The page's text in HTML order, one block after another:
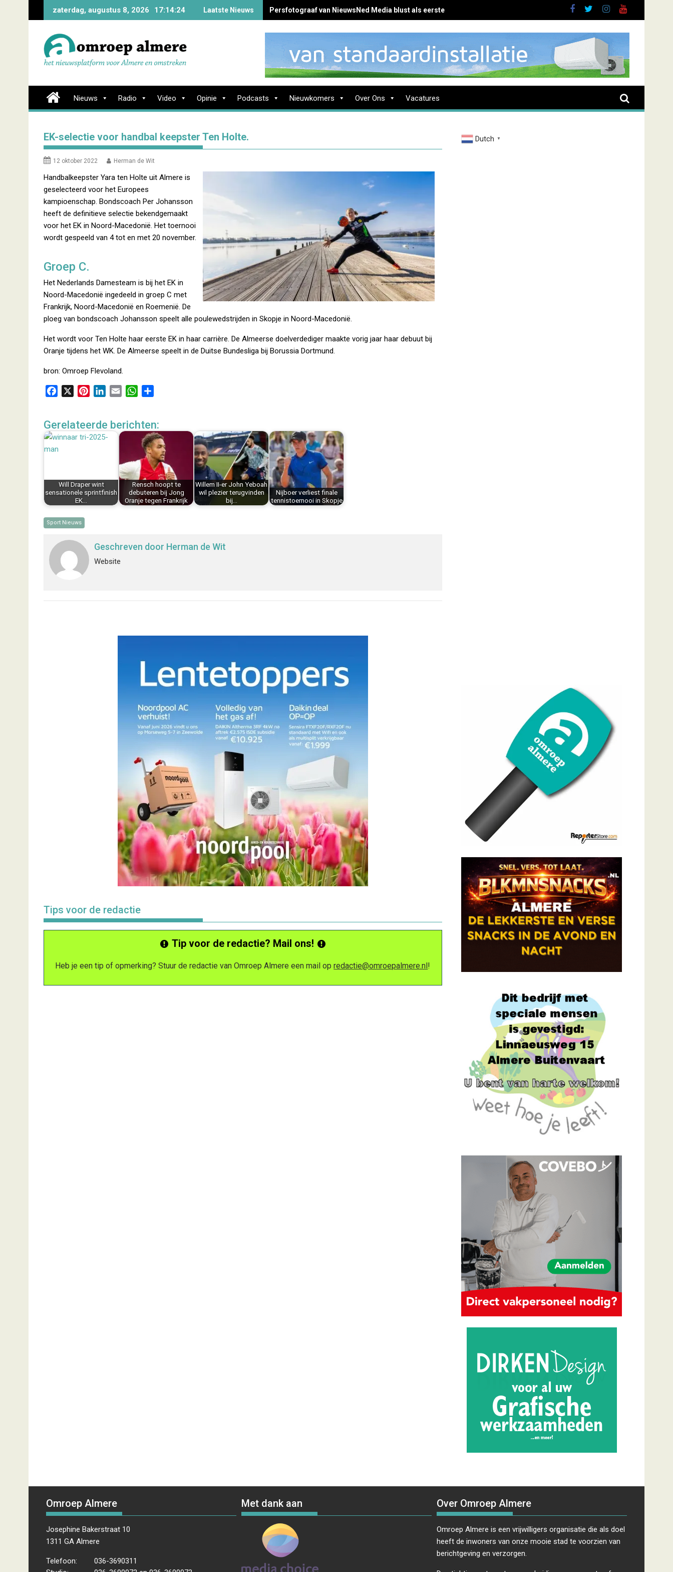
zaterdag, augustus 8, 2026 17:14:25 Laatste Nieuws Persfotograaf van NieuwsNed Media blust als eerste brand Zenderstraat
Nieuws Radio Video Opinie Podcasts Nieuwkomers Over Ons Vacatures
EK-selectie voor handbal keepster Ten Holte.
12 oktober 2022 Herman de Wit
Handbalkeepster Yara ten Holte uit Almere is
geselecteerd voor het Europees
kampioenschap. Bondscoach Per Johansson
heeft de definitieve selectie bekendgemaakt
voor het EK in Noord-Macedonië. Het toernooi
wordt gespeeld van 4 tot en met 20 november.
Groep C.
Het Nederlands Damesteam is bij het EK in
Noord-Macedonië ingedeeld in groep C met
Frankrijk, Noord-Macedonië en Roemenië. De
ploeg van bondscoach Johansson speelt alle poulewedstrijden in Skopje in Noord-Macedonië.
Het wordt voor Ten Holte haar eerste EK in haar carrière. De Almeerse doelverdediger maakte vorig jaar haar debuut bij
Oranje tijdens het WK. De Almeerse speelt in de Duitse Bundesliga bij Borussia Dortmund.
bron: Omroep Flevoland.
e
b
o
t
e
t
k
e
i
W
t
s
A
p
p
e
n
Gerelateerde berichten:
Will Draper wint
sensationele sprintfinish
EK…
Rensch hoopt te
debuteren bij Jong
Oranje tegen Frankrijk
Willem II-er John Yeboah
wil plezier terugvinden
bij…
Nijboer verliest finale
tennistoernooi in Skopje
Sport Nieuws
Geschreven door Herman de Wit
Website
Tips voor de redactie
Tip voor de redactie? Mail ons!
Heb je een tip of opmerking? Stuur de redactie van Omroep Almere een mail opredactie@omroepalmere.nl!
Dutch ▼
Omroep Almere
Josephine Bakerstraat 10
1311 GA Almere
Telefoon:
036-3690311
Met dank aan Over Omroep Almere
Omroep Almere is een vrijwilligers organisatie die als doel
heeft de inwoners van onze mooie stad te voorzien van
berichtgeving en verzorgen.